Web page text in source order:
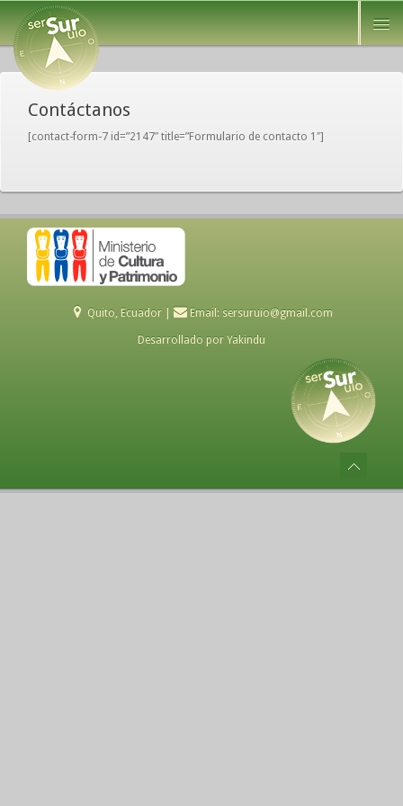
Contáctanos
[contact-form-7 id=”2147″ title=”Formulario de contacto 1″]
Quito, Ecuador | Email: sersuruio@gmail.com
Desarrollado por Yakindu